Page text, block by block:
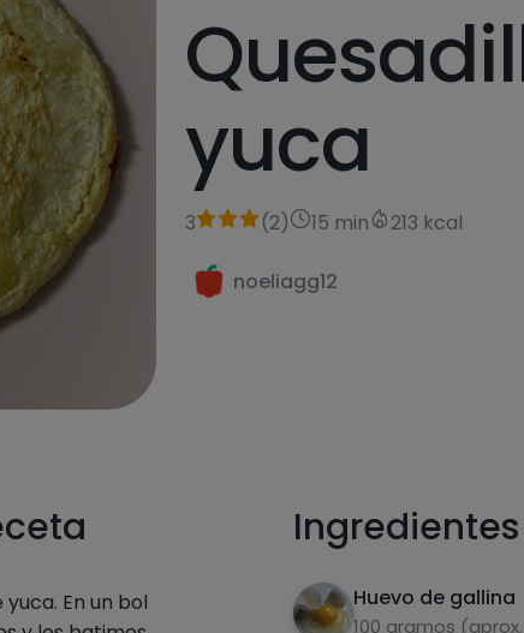
yuca
3 (2) 15 min 213 kcal
noeliagg12
En un bol
Ingredientes
Huevo de gallina
100 gramos